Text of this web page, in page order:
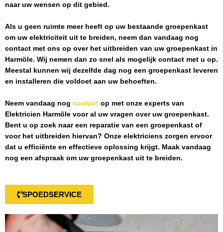
naar uw wensen op dit gebied.
Als u geen ruimte meer heeft op uw bestaande groepenkast
om uw elektriciteit uit te breiden, neem dan vandaag nog
contact met ons op over het uitbreiden van uw groepenkast in
Harmöle. Wij nemen dan zo snel als mogelijk contact met u op.
Meestal kunnen wij dezelfde dag nog een groepenkast leveren
en installeren die voldoet aan uw behoeften.
Neem vandaag nog contact op met onze experts van
Elektricien Harmöle voor al uw vragen over uw groepenkast.
Bent u op zoek naar een reparatie van een groepenkast of
voor het uitbreiden hiervan? Onze elektriciens zorgen ervoor
dat u efficiënte en effectieve oplossing krijgt. Maak vandaag
nog een afspraak om uw groepenkast uit te breiden.
SPOEDSERVICE